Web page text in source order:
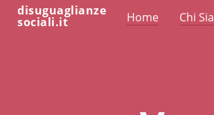
disuguaglianze
sociali.it Home Chi